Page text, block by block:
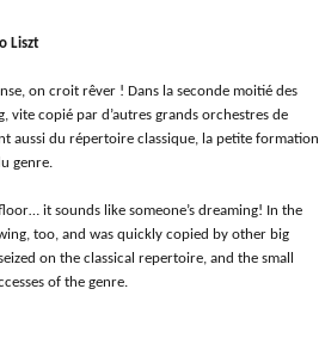
Liszt
on croit rêver ! Dans la seconde moitié des
vite copié par d’autres grands orchestres de
aussi du répertoire classique, la petite formation
genre.
it sounds like someone’s dreaming! In the
too, and was quickly copied by other big
on the classical repertoire, and the small
of the genre.